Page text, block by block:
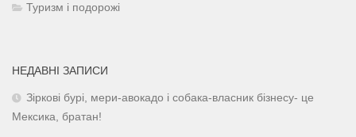
Туризм і подорожі
НЕДАВНІ ЗАПИСИ
Зіркові бурі, мери-авокадо і собака-власник бізнесу- це
Мексика, братан!